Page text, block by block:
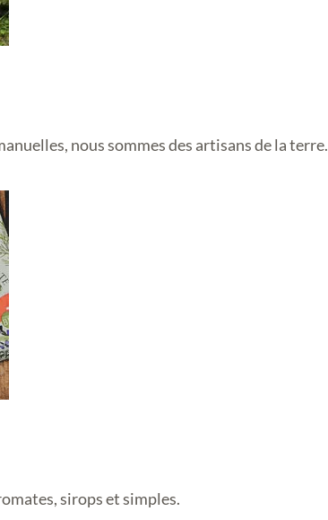
nous sommes des artisans de la terre.
sirops et simples.